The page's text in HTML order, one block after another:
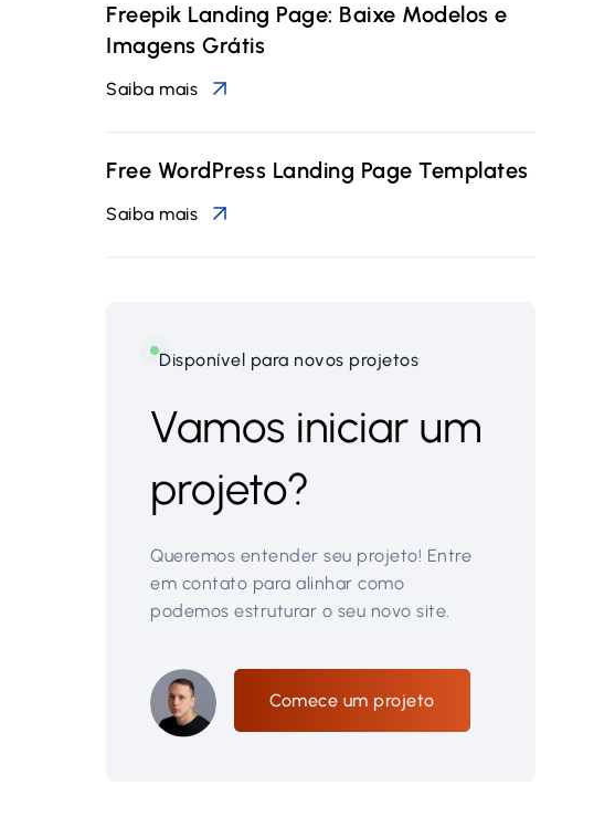
Freepik Landing Page: Baixe Modelos e
Imagens Grátis
Saiba mais
Free WordPress Landing Page Templates
Saiba mais
Disponível para novos projetos
Vamos iniciar um
projeto?
Queremos entender seu projeto! Entre
em contato para alinhar como
podemos estruturar o seu novo site.
Comece um projeto